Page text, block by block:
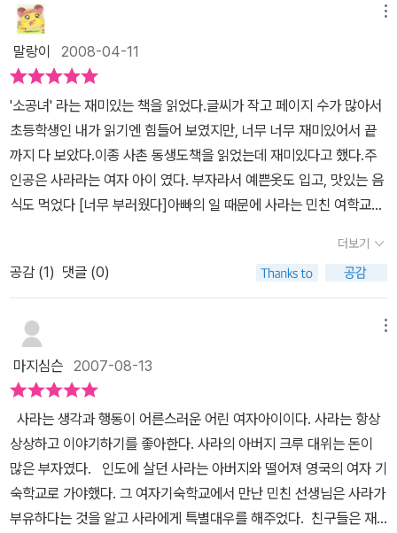
을 먹을 수도 있다. 딸아이에게 '소공녀'를 권하면서, 나도 처음부터
새로 읽어본다. 어렸을 때 책을 읽었던 기억과 애니메이션을 보았던
기억이 스쳐지나간다. '사라'는 현실에서는 없을 것 같은 주인공이지
만, 묘한 매력이 있다. '소공녀'에 등장하는 인물들은 각각의 캐릭터가
참 잘 살아있다는 생각이 든다. 첫번째 주인공인 사라는 예의 바르고,
어른스럽다. 어른스럽다는 것이 어린 소녀에게 칭찬이라고 해야할 지
는 모르겠지만. 아빠의 사랑을 듬뿍 받으며, 주변 하인들의 극진한 대
접을 받으며 자란 아이라면 으레 갖고 있을 거라고 생각하는 버릇없
는 아이의 모습이 없다. 그것은 그녀가 '상상하는'것을 좋아하고, '이
야기를 만드는'것을 즐기는 아이이기 때문이기도 하다. 사라 주변 인
물로는 하녀인 베키와 친구인 어먼가드, 동생인 로티를 빼놓을 수 없
스포드씨네 집에서 살게 되었을 때 함께 가서 살 수 있었을 것이다. 사
라와 베키를 보면서 사람이 처한 환경과 배경이 달라지더라도 인간에
대한 예의를 제대로 지키는 것이 얼마나 중요한지를 다시금 느꼈다.
어먼가드는 머리가 좋은 부모님 아래에서 강한 부담감을 갖고 사는
열등감이 있는 아이이다. 그런 어먼가드의 마음을 헤아려주는 사라를
진정한 친구로 생각한다. 로티는 엄마가 없다는 것을 무기 삼아 주변
사람들에게 자기가 원하는 것을 다 얻어내며 살아 온 응석받이이다.
그런 로티의 마음을 다독여주고 이해해주는 사라는 로티의 엄마 역할
말랑이 2008-04-11
'소공녀' 라는 재미있는 책을 읽었다.글씨가 작고 페이지 수가 많아서
초등학생인 내가 읽기엔 힘들어 보였지만, 너무 너무 재미있어서 끝
까지 다 보았다.이종 사촌 동생도책을 읽었는데 재미있다고 했다.주
인공은 사라라는 여자 아이 였다. 부자라서 예쁜옷도 입고, 맛있는 음
식도 먹었다 [너무 부러웠다]아빠의 일 때문에 사라는 민친 여학교에
주었다.어느날 아빠가 돌아가시자 교장선생님인 민친 선생님이 사라
를 하녀로 부려 먹었다.사라는 굶기도 하고 좋은 방에서 못지냈다. 대
신 쥐가 나오는 다락방에서 살았다.사라의 아버지와 같이 일을 하시
던 아버지의 친구 분이 재산을 나눠 주어서 나중에는 아버지 친구 분
댁에서 살게 되었다.사라를 지키는 개도 있었다. 개 목걸이 에는 저는
보리스예요 사라님을 지킬거예요.라고 써있었다
더보기
공감 (1) 댓글 (0)
마지심슨 2007-08-13
사라는 생각과 행동이 어른스러운 어린 여자아이이다. 사라는 항상
상상하고 이야기하기를 좋아한다. 사라의 아버지 크루 대위는 돈이
많은 부자였다. 인도에 살던 사라는 아버지와 떨어져 영국의 여자 기
숙학교로 가야했다. 그 여자기숙학교에서 만난 민친 선생님은 사라가
부유하다는 것을 알고 사라에게 특별대우를 해주었다. 친구들은 재